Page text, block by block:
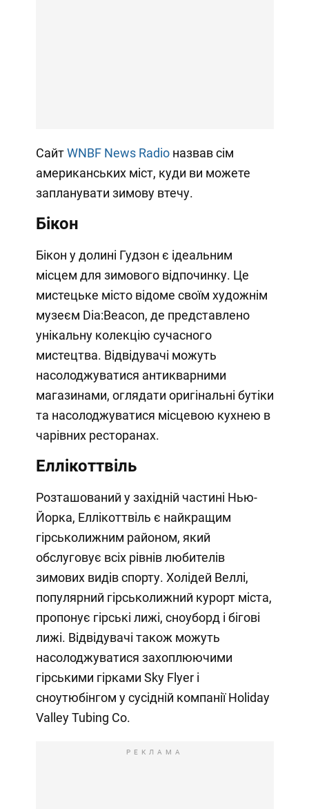
СайтWNBF News Radioназвав сім
американських міст, куди ви можете
запланувати зимову втечу.
Бікон
Бікон у долині Гудзон є ідеальним
місцем для зимового відпочинку. Це
мистецьке місто відоме своїм художнім
музеєм Dia:Beacon, де представлено
унікальну колекцію сучасного
мистецтва. Відвідувачі можуть
насолоджуватися антикварними
магазинами, оглядати оригінальні бутіки
та насолоджуватися місцевою кухнею в
чарівних ресторанах.
Еллікоттвіль
Розташований у західній частині Нью-
Йорка, Еллікоттвіль є найкращим
гірськолижним районом, який
обслуговує всіх рівнів любителів
зимових видів спорту. Холідей Веллі,
популярний гірськолижний курорт міста,
пропонує гірські лижі, сноуборд і бігові
лижі. Відвідувачі також можуть
насолоджуватися захоплюючими
гірськими гірками Sky Flyer і
сноутюбінгом у сусідній компанії Holiday
Valley Tubing Co.
РЕКЛАМА